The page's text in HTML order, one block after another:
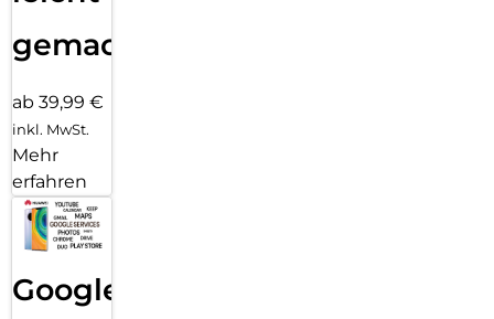
gemacht!
ab 39,99 €
inkl. MwSt.
Mehr
erfahren
Google